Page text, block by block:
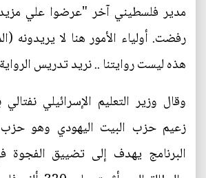
مدير فلسطيني آخر "عرضوا علي
رفضت. أولياء الأمور هنا لا يريدونه
هذه ليست روايتنا .. نريد تدريس
وقال وزير التعليم الإسرائيلي
زعيم حزب البيت اليهودي وهو
البرنامج يهدف إلى تضييق الفجوة